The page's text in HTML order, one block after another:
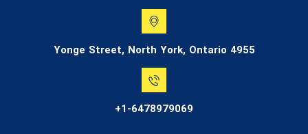
4955 Yonge Street, North York, Ontario
1-6478979069+